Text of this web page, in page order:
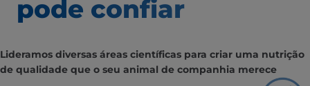
pode confiar
Lideramos diversas áreas científicas para criar uma nutrição
de qualidade que o seu animal de companhia merece